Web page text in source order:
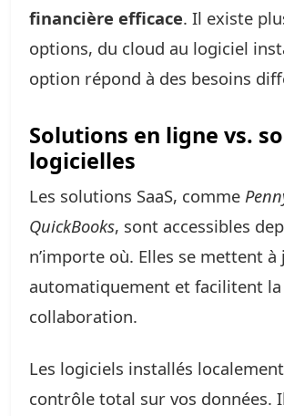
financière efficace. Il existe
options, du cloud au logiciel
option répond à des besoins
Solutions en ligne vs.
logicielles
Les solutions SaaS, comme
QuickBooks, sont accessibles
n’importe où. Elles se mettent à
automatiquement et facilitent la
collaboration.
Les logiciels installés
contrôle total sur vos données.